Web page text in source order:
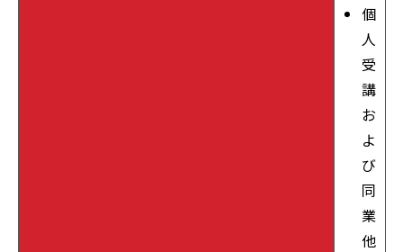
個
人
受
講
お
よ
び
同
業
他